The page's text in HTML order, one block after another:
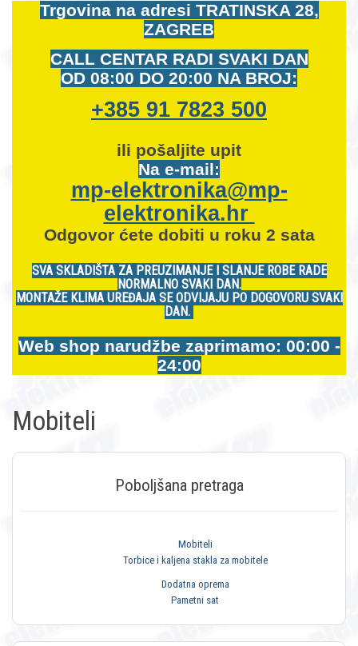
Trgovina na adresi TRATINSKA 28,
ZAGREB
CALL CENTAR RADI SVAKI DAN
OD 08:00 DO 20:00 NA BROJ:
+385 91 7823 500
ili pošaljite upit
Na e-mail:
mp-elektronika@mp-
elektronika.hr
Odgovor ćete dobiti u roku 2 sata
SVA SKLADIŠTA ZA PREUZIMANJE I SLANJE ROBE RADE
NORMALNO SVAKI DAN.
MONTAŽE KLIMA UREĐAJA SE ODVIJAJU PO DOGOVORU SVAKI
DAN.
Web shop narudžbe zaprimamo: 00:00 -
24:00
Mobiteli
Poboljšana pretraga
Mobiteli
Torbice i kaljena stakla za mobitele
Dodatna oprema
Pametni sat